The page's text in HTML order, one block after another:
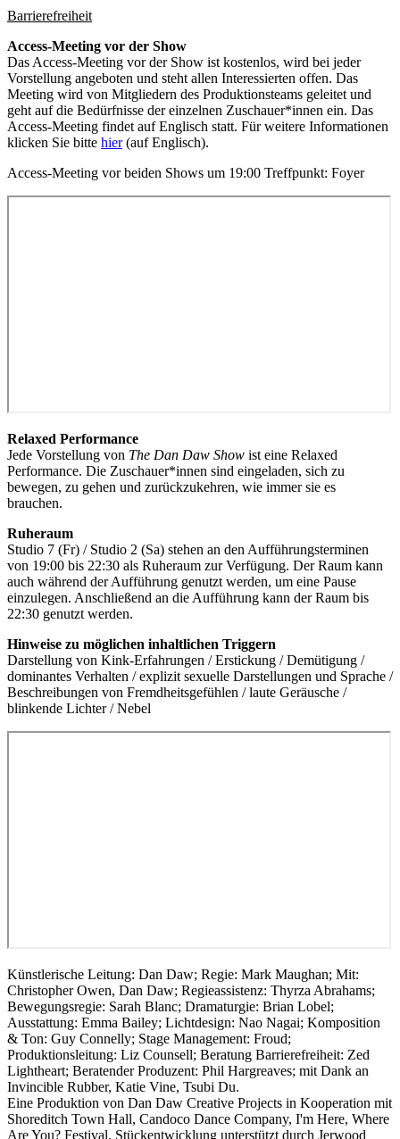
Barrierefreiheit
Access-Meeting vor der Show
Das Access-Meeting vor der Show ist kostenlos, wird bei jeder
Vorstellung angeboten und steht allen Interessierten offen. Das
Meeting wird von Mitgliedern des Produktionsteams geleitet und
geht auf die Bedürfnisse der einzelnen Zuschauer*innen ein. Das
Access-Meeting findet auf Englisch statt. Für weitere Informationen
klicken Sie bitte hier(auf Englisch).
Access-Meeting vor beiden Shows um 19:00 Treffpunkt: Foyer
Relaxed Performance
Jede Vorstellung von The Dan Daw Show ist eine Relaxed
Performance. Die Zuschauer*innen sind eingeladen, sich zu
bewegen, zu gehen und zurückzukehren, wie immer sie es
brauchen.
Ruheraum
Studio 7 (Fr) / Studio 2 (Sa) stehen an den Aufführungsterminen
von 19:00 bis 22:30 als Ruheraum zur Verfügung. Der Raum kann
auch während der Aufführung genutzt werden, um eine Pause
einzulegen. Anschließend an die Aufführung kann der Raum bis
22:30 genutzt werden.
Hinweise zu möglichen inhaltlichen Triggern
Darstellung von Kink-Erfahrungen / Erstickung / Demütigung /
dominantes Verhalten / explizit sexuelle Darstellungen und Sprache /
Beschreibungen von Fremdheitsgefühlen / laute Geräusche /
blinkende Lichter / Nebel
Künstlerische Leitung: Dan Daw; Regie: Mark Maughan; Mit:
Christopher Owen, Dan Daw; Regieassistenz: Thyrza Abrahams;
Bewegungsregie: Sarah Blanc; Dramaturgie: Brian Lobel;
Ausstattung: Emma Bailey; Lichtdesign: Nao Nagai; Komposition
& Ton: Guy Connelly; Stage Management: Froud;
Produktionsleitung: Liz Counsell; Beratung Barrierefreiheit: Zed
Lightheart; Beratender Produzent: Phil Hargreaves; mit Dank an
Invincible Rubber, Katie Vine, Tsubi Du.
Eine Produktion von Dan Daw Creative Projects in Kooperation mit
Shoreditch Town Hall, Candoco Dance Company, I'm Here, Where
Are You? Festival. Stückentwicklung unterstützt durch Jerwood